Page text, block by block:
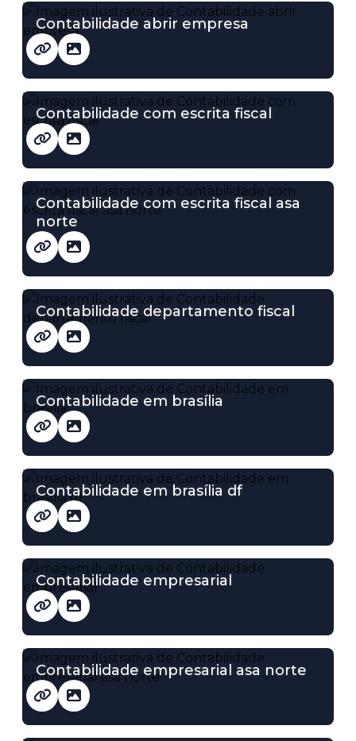
Contabilidade abrir empresa
Contabilidade com escrita fiscal
Contabilidade com escrita fiscal asa
norte
Contabilidade departamento fiscal
Contabilidade em brasília
Contabilidade em brasília df
Contabilidade empresarial
Contabilidade empresarial asa norte